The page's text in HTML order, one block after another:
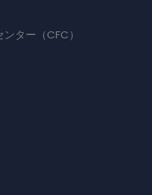
ター（CFC）